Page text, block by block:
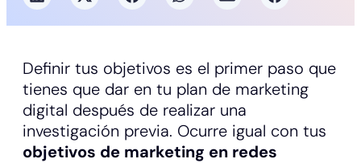
Definir tus objetivos es el primer paso que
tienes que dar en tu plan de marketing
digital después de realizar una
investigación previa. Ocurre igual con tus
objetivos de marketing en redes